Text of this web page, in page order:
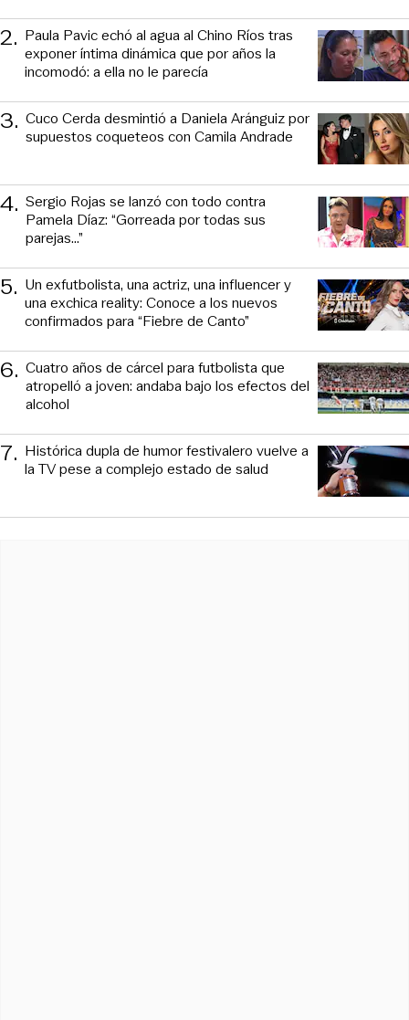
2. Paula Pavic echó al agua al Chino Ríos tras
exponer íntima dinámica que por años la
incomodó: a ella no le parecía
3. Cuco Cerda desmintió a Daniela Aránguiz por
supuestos coqueteos con Camila Andrade
4. Sergio Rojas se lanzó con todo contra
Pamela Díaz: “Gorreada por todas sus
parejas…”
5. Un exfutbolista, una actriz, una influencer y
una exchica reality: Conoce a los nuevos
confirmados para “Fiebre de Canto”
6. Cuatro años de cárcel para futbolista que
atropelló a joven: andaba bajo los efectos del
alcohol
7. Histórica dupla de humor festivalero vuelve a
la TV pese a complejo estado de salud